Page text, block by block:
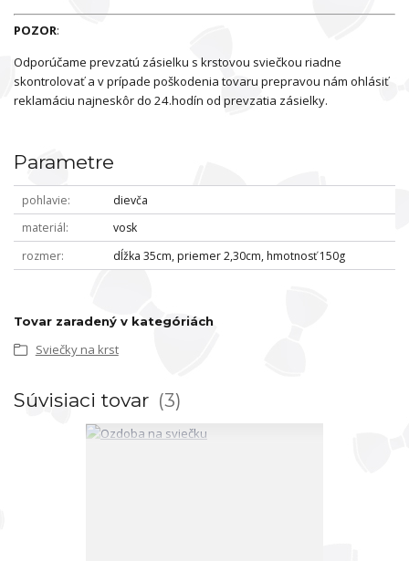
POZOR:
Odporúčame prevzatú zásielku s krstovou sviečkou riadne
skontrolovať a v prípade poškodenia tovaru prepravou nám ohlásiť
reklamáciu najneskôr do 24.hodín od prevzatia zásielky.
Parametre
pohlavie
dievča
materiál
vosk
rozmer
dĺžka 35cm, priemer 2,30cm, hmotnosť 150g
Tovar zaradený v kategóriách
Sviečky na krst
Súvisiaci tovar 3